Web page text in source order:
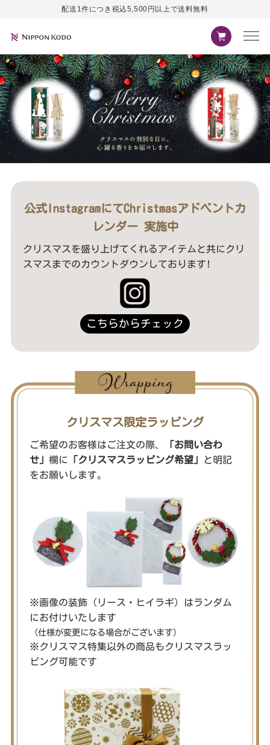
配送1件につき税込5,500円以上で送料無料
公式InstagramにてChristmasアドベントカ
レンダー 実施中
クリスマスを盛り上げてくれるアイテムと共にクリ
スマスまでのカウントダウンしております!
こちらからチェック
クリスマス限定ラッピング
ご希望のお客様はご注文の際、 「お問い合わ
せ」欄に 「クリスマスラッピング希望」 と明記
をお願いします。
※画像の装飾（リース・ヒイラギ）はランダム
にお付けいたします
（仕様が変更になる場合がございます）
※クリスマス特集以外の商品もクリスマスラッ
ピング可能です